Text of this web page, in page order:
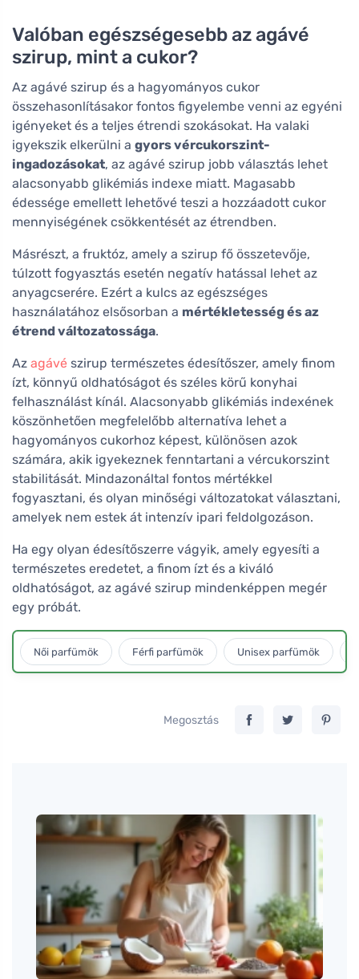
Valóban egészségesebb az agávé
szirup, mint a cukor?
Az agávé szirup és a hagyományos cukor
összehasonlításakor fontos figyelembe venni az egyéni
igényeket és a teljes étrendi szokásokat. Ha valaki
igyekszik elkerülni a gyors vércukorszint-
ingadozásokat, az agávé szirup jobb választás lehet
alacsonyabb glikémiás indexe miatt. Magasabb
édessége emellett lehetővé teszi a hozzáadott cukor
mennyiségének csökkentését az étrendben.
Másrészt, a fruktóz, amely a szirup fő összetevője,
túlzott fogyasztás esetén negatív hatással lehet az
anyagcserére. Ezért a kulcs az egészséges
használatához elsősorban a mértékletesség és az
étrend változatossága.
Az agávé szirup természetes édesítőszer, amely finom
ízt, könnyű oldhatóságot és széles körű konyhai
felhasználást kínál. Alacsonyabb glikémiás indexének
köszönhetően megfelelőbb alternatíva lehet a
hagyományos cukorhoz képest, különösen azok
számára, akik igyekeznek fenntartani a vércukorszint
stabilitását. Mindazonáltal fontos mértékkel
fogyasztani, és olyan minőségi változatokat választani,
amelyek nem estek át intenzív ipari feldolgozáson.
Ha egy olyan édesítőszerre vágyik, amely egyesíti a
természetes eredetet, a finom ízt és a kiváló
oldhatóságot, az agávé szirup mindenképpen megér
egy próbát.
Női parfümök Férfi parfümök Unisex parfümök
Megosztás